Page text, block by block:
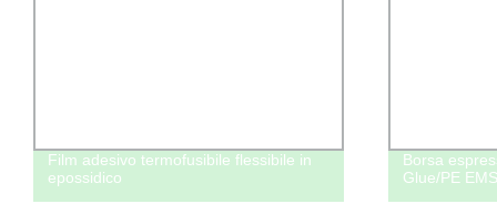
Film adesivo termofusibile flessibile in
epossidico
Borsa
Glue/PE